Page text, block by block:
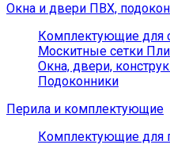
Окна и двери ПВХ,
Комплектующие для
Москитные сетки
Окна, двери,
Подоконники
Перила и комплектующие
Комплектующие для